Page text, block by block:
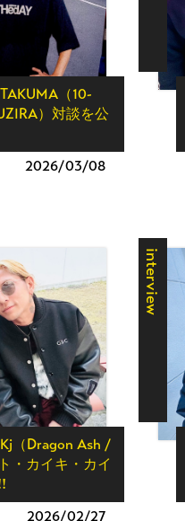
（10-
）対談を公
2026/03/08
（Dragon Ash /
・カイキ・カイ
2026/02/27
interview